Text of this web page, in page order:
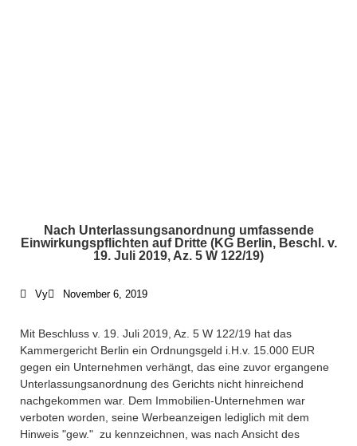
Nach Unterlassungsanordnung umfassende
Einwirkungspflichten auf Dritte (KG Berlin, Beschl. v.
19. Juli 2019, Az. 5 W 122/19)
Vy November 6, 2019
Mit Beschluss v. 19. Juli 2019, Az. 5 W 122/19 hat das
Kammergericht Berlin ein Ordnungsgeld i.H.v. 15.000 EUR
gegen ein Unternehmen verhängt, das eine zuvor ergangene
Unterlassungsanordnung des Gerichts nicht hinreichend
nachgekommen war. Dem Immobilien-Unternehmen war
verboten worden, seine Werbeanzeigen lediglich mit dem
Hinweis "gew." zu kennzeichnen, was nach Ansicht des